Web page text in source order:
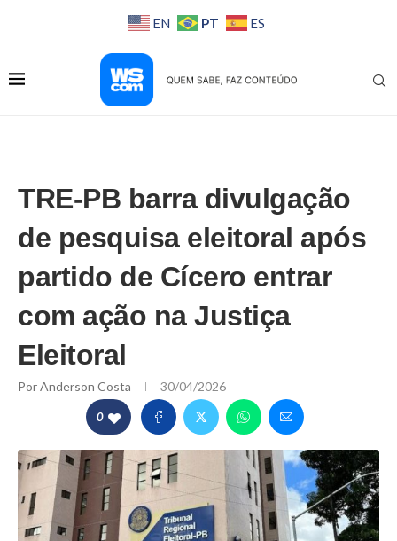
EN PT ES
TRE-PB barra divulgação
de pesquisa eleitoral após
partido de Cícero entrar
com ação na Justiça
Eleitoral
PorAnderson Costa 30/04/2026
0